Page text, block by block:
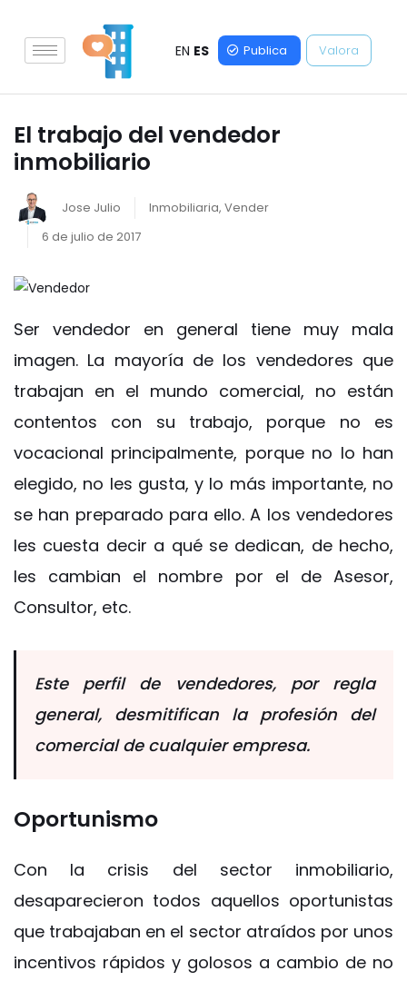
EN ES Publica Valora
El trabajo del vendedor
inmobiliario
Jose Julio Inmobiliaria, Vender
6 de julio de 2017
Ser vendedor en general tiene muy mala
imagen. La mayoría de los vendedores que
trabajan en el mundo comercial, no están
contentos con su trabajo, porque no es
vocacional principalmente, porque no lo han
elegido, no les gusta, y lo más importante, no
se han preparado para ello. A los vendedores
les cuesta decir a qué se dedican, de hecho,
les cambian el nombre por el de Asesor,
Consultor, etc.
Este perfil de vendedores, por regla
general, desmitifican la profesión del
comercial de cualquier empresa.
Oportunismo
Con la crisis del sector inmobiliario,
desaparecieron todos aquellos oportunistas
que trabajaban en el sector atraídos por unos
incentivos rápidos y golosos a cambio de no